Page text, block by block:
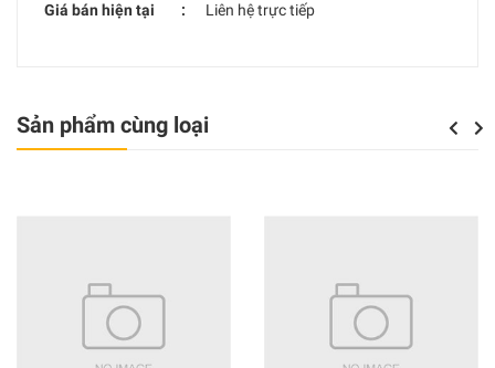
Giá bán hiện tại : Liên hệ trực tiếp
Sản phẩm cùng loại Previous
Next